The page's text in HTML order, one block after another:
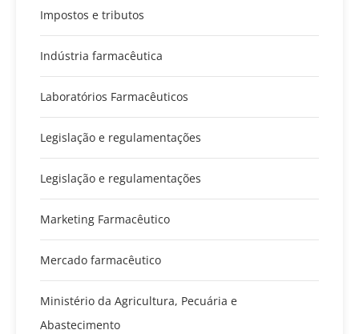
Impostos e tributos
Indústria farmacêutica
Laboratórios Farmacêuticos
Legislação e regulamentações
Legislação e regulamentações
Marketing Farmacêutico
Mercado farmacêutico
Ministério da Agricultura, Pecuária e
Abastecimento